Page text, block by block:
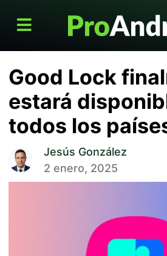
Good Lock
estará
todos los
Jesús González
2 enero, 2025